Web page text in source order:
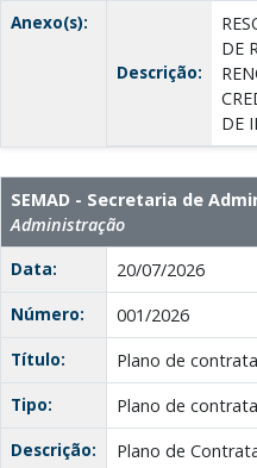
Anexo(s):
Descrição:
DE
DE
SEMAD - Secretaria de
Administração
Data:
20/07/2026
Número:
001/2026
Título:
Plano de
Tipo:
Plano de
Descrição:
Plano de